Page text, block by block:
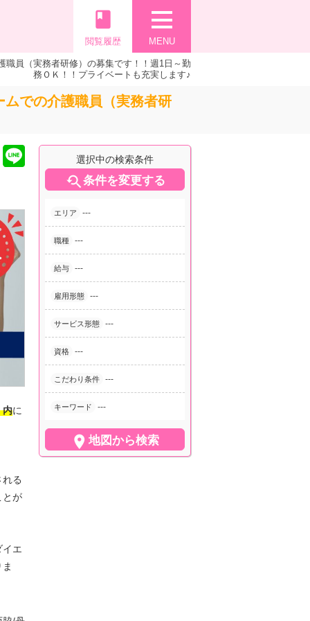
MENU
book
閲覧履歴
員（実務者研修）の募集です！！週1日～勤
務ＯＫ！！プライベートも充実します♪
での介護職員（実務者研
選択中の検索条件
条件を変更する
エリア ---
職種 ---
給与 ---
雇用形態 ---
サービス形態 ---
資格 ---
こだわり条件 ---
キーワード ---
 地図から検索
内に
る
とが
イエ